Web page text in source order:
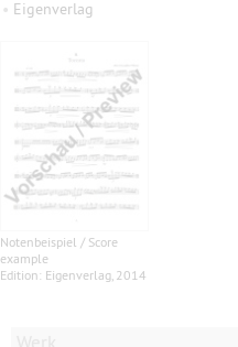
• Eigenverlag
Notenbeispiel / Score
example
Edition: Eigenverlag, 2014